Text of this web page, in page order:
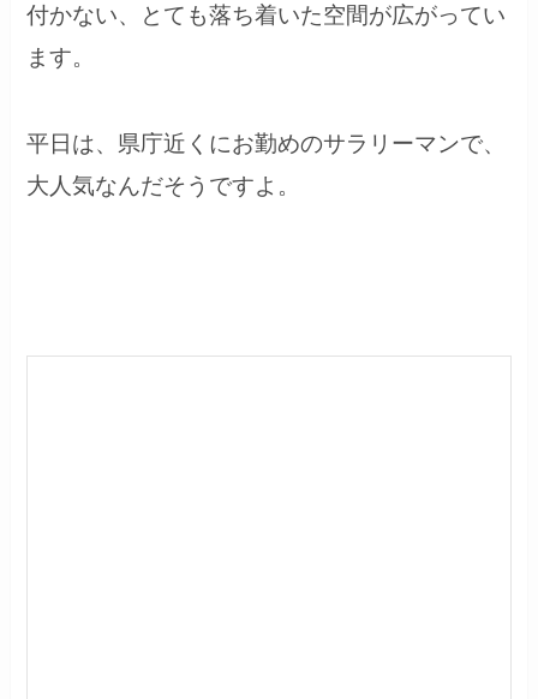
付かない、とても落ち着いた空間が広がってい
ます。
平日は、県庁近くにお勤めのサラリーマンで、
大人気なんだそうですよ。